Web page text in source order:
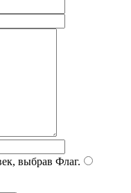
выбрав Флаг.